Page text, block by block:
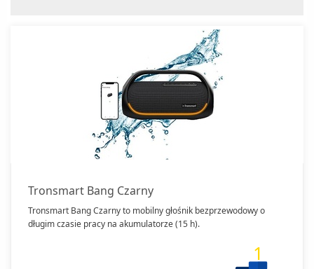
Tronsmart Bang Czarny
Tronsmart Bang Czarny to mobilny głośnik bezprzewodowy o
długim czasie pracy na akumulatorze (15 h).
1